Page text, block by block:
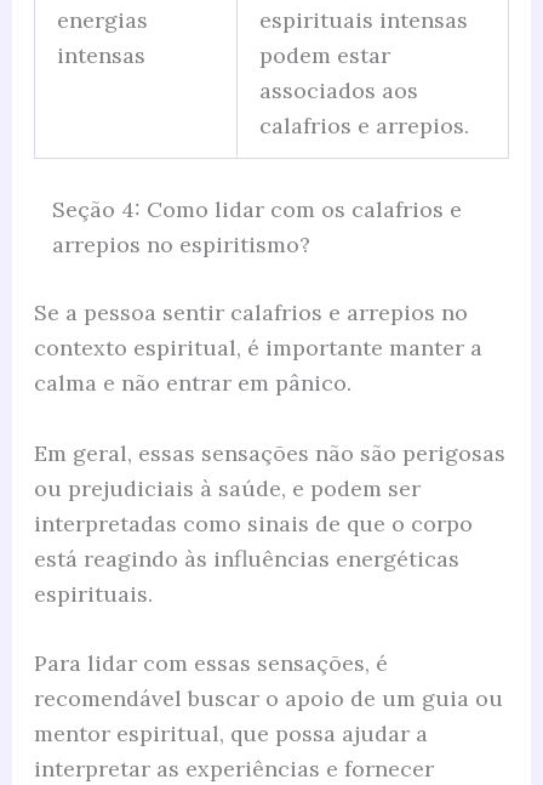
energias
intensas
espirituais intensas
podem estar
associados aos
calafrios e arrepios.
Seção 4: Como lidar com os calafrios e
arrepios no espiritismo?
Se a pessoa sentir calafrios e arrepios no
contexto espiritual, é importante manter a
calma e não entrar em pânico.
Em geral, essas sensações não são perigosas
ou prejudiciais à saúde, e podem ser
interpretadas como sinais de que o corpo
está reagindo às influências energéticas
espirituais.
Para lidar com essas sensações, é
recomendável buscar o apoio de um guia ou
mentor espiritual, que possa ajudar a
interpretar as experiências e fornecer